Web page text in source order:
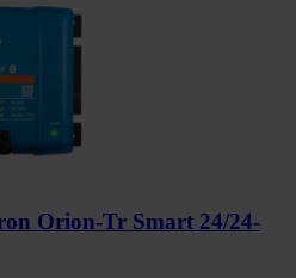
Orion-Tr Smart 24/24-